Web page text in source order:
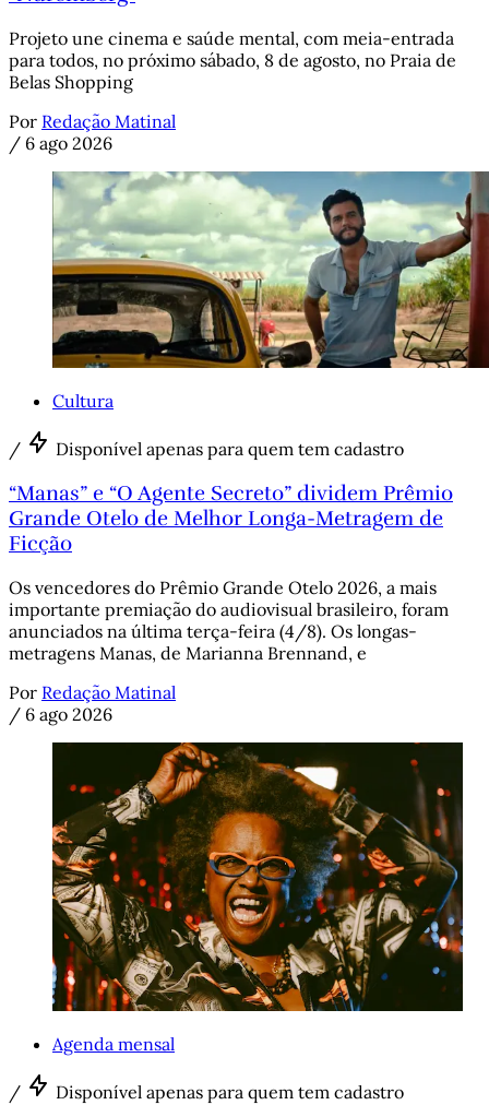
Projeto une cinema e saúde mental, com meia-entrada
para todos, no próximo sábado, 8 de agosto, no Praia de
Belas Shopping
Por Redação Matinal
/ 6 ago 2026
Cultura
/ Disponível apenas para quem tem cadastro
“Manas” e “O Agente Secreto” dividem Prêmio
Grande Otelo de Melhor Longa-Metragem de
Ficção
Os vencedores do Prêmio Grande Otelo 2026, a mais
importante premiação do audiovisual brasileiro, foram
anunciados na última terça-feira (4/8). Os longas-
metragens Manas, de Marianna Brennand, e
Por Redação Matinal
/ 6 ago 2026
Agenda mensal
/ Disponível apenas para quem tem cadastro